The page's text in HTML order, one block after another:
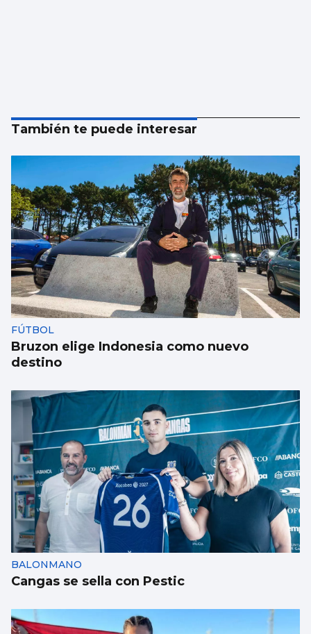
También te puede interesar
FÚTBOL
Bruzon elige Indonesia como nuevo
destino
BALONMANO
Cangas se sella con Pestic